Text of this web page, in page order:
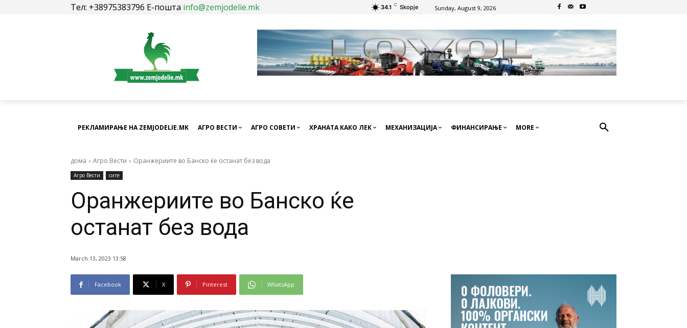
Тел: +38975383796 Е-пошта info@zemjodelie.mk 34.1 C Skopje Sunday, August 9, 2026
РЕКЛАМИРАЊЕ НА ZEMJODELIE.MK АГРО ВЕСТИ АГРО СОВЕТИ ХРАНАТА КАКО ЛЕК МЕХАНИЗАЦИЈА ФИНАНСИРАЊЕ MORE
дома Агро Вести Оранжериите во Банско ќе останат без вода
Агро Вести сите
Оранжериите во Банско ќе
останат без вода
March 13, 2023 13:58
Facebook X Pinterest WhatsApp